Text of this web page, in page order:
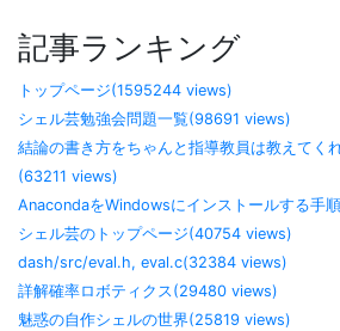
記事ランキング
トップページ(1595244 views)
シェル芸勉強会問題一覧(98691 views)
結論の書き方をちゃんと指導教員は教えてく
(63211 views)
AnacondaをWindowsにインストールする手
シェル芸のトップページ(40754 views)
dash/src/eval.h, eval.c(32384 views)
詳解確率ロボティクス(29480 views)
魅惑の自作シェルの世界(25819 views)